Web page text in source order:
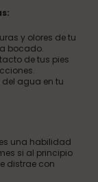
y olores de tu
bocado.
de tus pies
agua en tu
una habilidad
si al principio
distrae con